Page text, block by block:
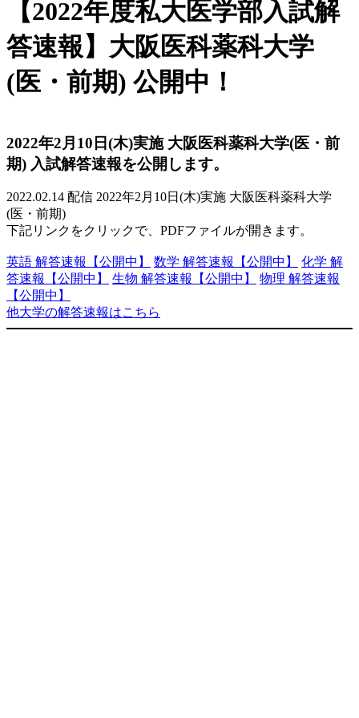
を
ス
キ
ッ
【2022年度私大医学部入試解
答速報】大阪医科薬科大学
(医・前期) 公開中！
2022年2月10日(木)実施 大阪医科薬科大学(医・前
期) 入試解答速報を公開します。
2022.02.14 配信 2022年2月10日(木)実施 大阪医科薬科大学
(医・前期)
下記リンクをクリックで、PDFファイルが開きます。
英語 解答速報 【公開中】 数学 解答速報 【公開中】
化学 解
答速報
【公開中】 生物 解答速報 【公開中】
物理 解答速報
【公開中】
他大学の解答速報はこちら